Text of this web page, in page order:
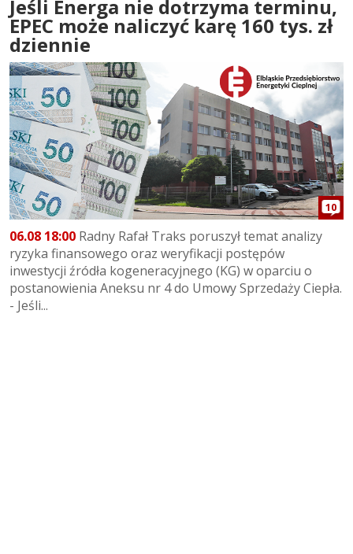
Jeśli Energa nie dotrzyma terminu,
EPEC może naliczyć karę 160 tys. zł
dziennie
10
06.08 18:00 Radny Rafał Traks poruszył temat analizy
ryzyka finansowego oraz weryfikacji postępów
inwestycji źródła kogeneracyjnego (KG) w oparciu o
postanowienia Aneksu nr 4 do Umowy Sprzedaży Ciepła.
- Jeśli...